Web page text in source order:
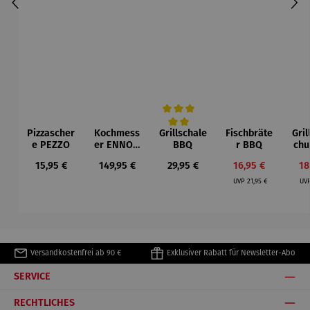
Pizzascher
e PEZZO
Regulärer Preis:
15,95 €
Kochmess
er ENNO -
Regulärer Preis:
149,95 €
Durchschnittliche Bewertung von 5
Grillschale
BBQ
Regulärer Preis:
29,95 €
Fischbräte
r BBQ
Verkaufspreis:
16,95 €
UVPRegulärer Preis:
21,95 €
Versandkostenfrei ab 90 € Exklusiver Rabatt für Newsletter-Abo
SERVICE
RECHTLICHES